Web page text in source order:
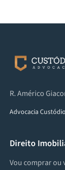
R. Américo
Advocacia Custódio
Direito
Vou comprar ou